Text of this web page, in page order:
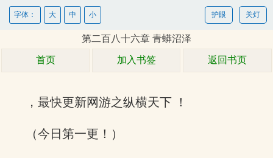
关灯
护眼
字体： 大 中 小
第二百八十六章 青蟒沼泽
首页 加入书签 返回书页
，最快更新网游之纵横天下 ！
（今日第一更！）